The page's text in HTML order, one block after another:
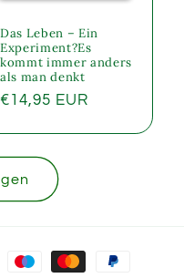
Das Leben – Ein
Experiment?Es
kommt immer anders
als man denkt
Normaler
€14,95 EUR